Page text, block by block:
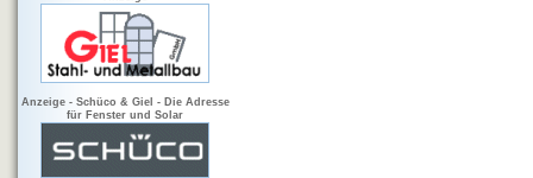
Anzeige - Schüco & Giel - Die Adresse
für Fenster und Solar